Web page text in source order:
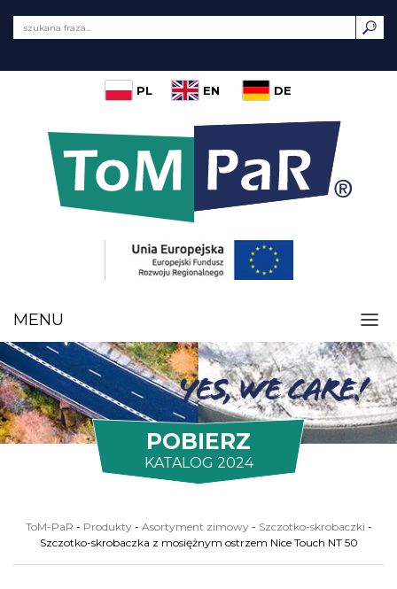
PL EN DE
MENU
POBIERZ
KATALOG 2024
ToM-PaR - Produkty - Asortyment zimowy - Szczotko-skrobaczki -
Szczotko-skrobaczka z mosiężnym ostrzem Nice Touch NT 50